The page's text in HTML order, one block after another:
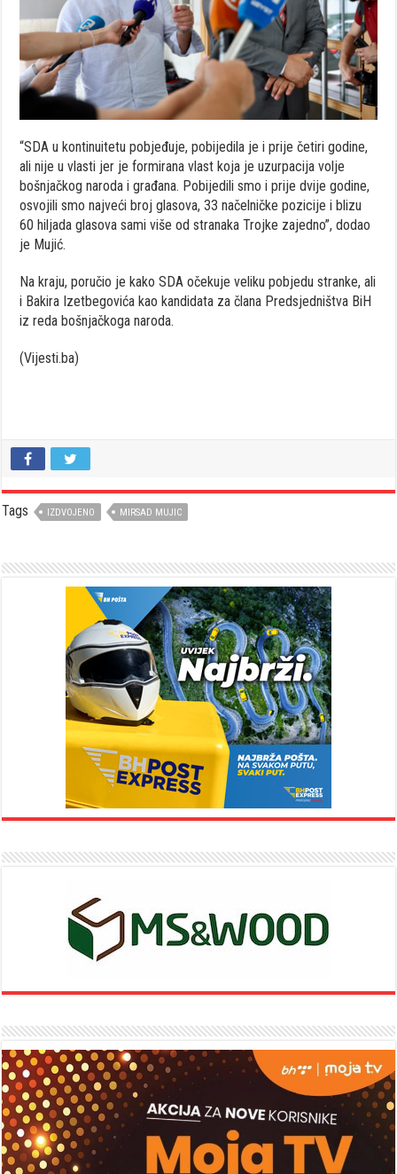
“SDA u kontinuitetu pobjeđuje, pobijedila je i prije četiri godine,
ali nije u vlasti jer je formirana vlast koja je uzurpacija volje
bošnjačkog naroda i građana. Pobijedili smo i prije dvije godine,
osvojili smo najveći broj glasova, 33 načelničke pozicije i blizu
60 hiljada glasova sami više od stranaka Trojke zajedno”, dodao
je Mujić.
Na kraju, poručio je kako SDA očekuje veliku pobjedu stranke, ali
i Bakira Izetbegovića kao kandidata za člana Predsjedništva BiH
iz reda bošnjačkoga naroda.
(Vijesti.ba)
Tags IZDVOJENO MIRSAD MUJIC